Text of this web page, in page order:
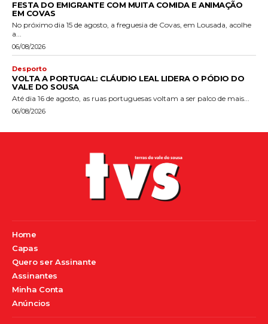
FESTA DO EMIGRANTE COM MUITA COMIDA E ANIMAÇÃO
EM COVAS
No próximo dia 15 de agosto, a freguesia de Covas, em Lousada, acolhe
a...
06/08/2026
Desporto
VOLTA A PORTUGAL: CLÁUDIO LEAL LIDERA O PÓDIO DO
VALE DO SOUSA
Até dia 16 de agosto, as ruas portuguesas voltam a ser palco de mais...
06/08/2026
Home
Capas
Quero ser Assinante
Assinantes
Minha Conta
Anúncios